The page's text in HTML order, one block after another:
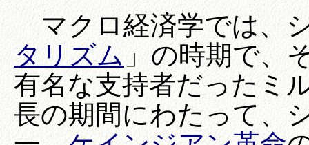
マクロ経済学では、
タリズム」の時期で、
有名な支持者だったミ
長の期間にわたって、